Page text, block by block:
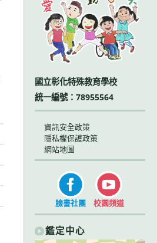
國立彰化特殊教育學校
統一編號：78955564
資訊安全政策
隱私權保護政策
網站地圖
臉書社團 校園頻道
鑑定中心